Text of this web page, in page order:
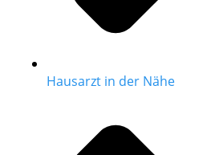
Hausarzt in der Nähe